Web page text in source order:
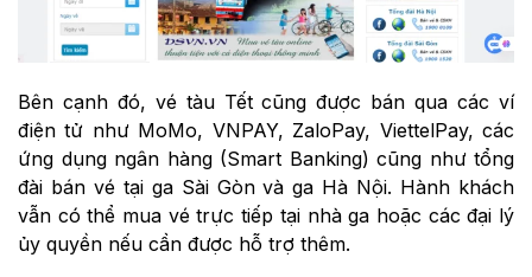
Bên cạnh đó, vé tàu Tết cũng được bán qua các ví
điện tử như MoMo, VNPAY, ZaloPay, ViettelPay, các
ứng dụng ngân hàng (Smart Banking) cũng như tổng
đài bán vé tại ga Sài Gòn và ga Hà Nội. Hành khách
vẫn có thể mua vé trực tiếp tại nhà ga hoặc các đại lý
ủy quyền nếu cần được hỗ trợ thêm.